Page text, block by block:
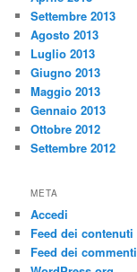
Settembre 2013
Agosto 2013
Luglio 2013
Giugno 2013
Maggio 2013
Gennaio 2013
Ottobre 2012
Settembre 2012
META
Accedi
Feed dei contenuti
Feed dei commenti